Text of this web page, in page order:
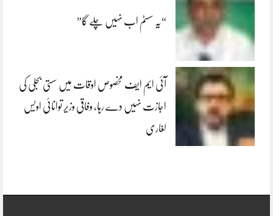
“یہ سسٹم اب نہیں چلے گا”
آئی ایم ایف مخصوص اوقات میں سستی بجلی کی
اجازت نہیں دے رہا، وفاقی وزیر توانائی اویس
لغاری